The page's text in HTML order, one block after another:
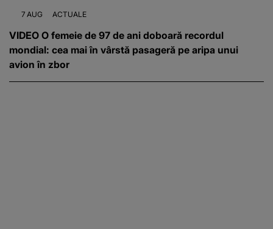
7 AUG ACTUALE
VIDEO O femeie de 97 de ani doboară recordul
mondial: cea mai în vârstă pasageră pe aripa unui
avion în zbor